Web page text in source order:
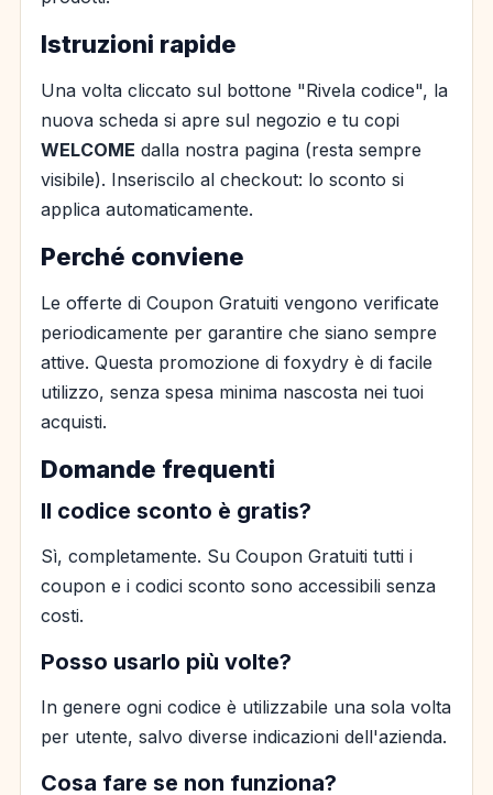
Istruzioni rapide
Una volta cliccato sul bottone "Rivela codice", la
nuova scheda si apre sul negozio e tu copi
WELCOME dalla nostra pagina (resta sempre
visibile). Inseriscilo al checkout: lo sconto si
applica automaticamente.
Perché conviene
Le offerte di Coupon Gratuiti vengono verificate
periodicamente per garantire che siano sempre
attive. Questa promozione di foxydry è di facile
utilizzo, senza spesa minima nascosta nei tuoi
acquisti.
Domande frequenti
Il codice sconto è gratis?
Sì, completamente. Su Coupon Gratuiti tutti i
coupon e i codici sconto sono accessibili senza
costi.
Posso usarlo più volte?
In genere ogni codice è utilizzabile una sola volta
per utente, salvo diverse indicazioni dell'azienda.
Cosa fare se non funziona?